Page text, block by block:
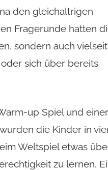
den gleichaltrigen
Fragerunde hatten
sondern auch
sich über bereits
up Spiel und einer
die Kinder in
Weltspiel etwas
zu lernen.